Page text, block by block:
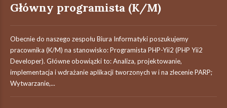
Główny programista (K/M)
Obecnie do naszego zespołu Biura Informatyki poszukujemy
pracownika (K/M) na stanowisko: Programista PHP-Yii2 (PHP Yii2
Developer). Główne obowiązki to: Analiza, projektowanie,
implementacja i wdrażanie aplikacji tworzonych w i na zlecenie PARP;
Wytwarzanie,...